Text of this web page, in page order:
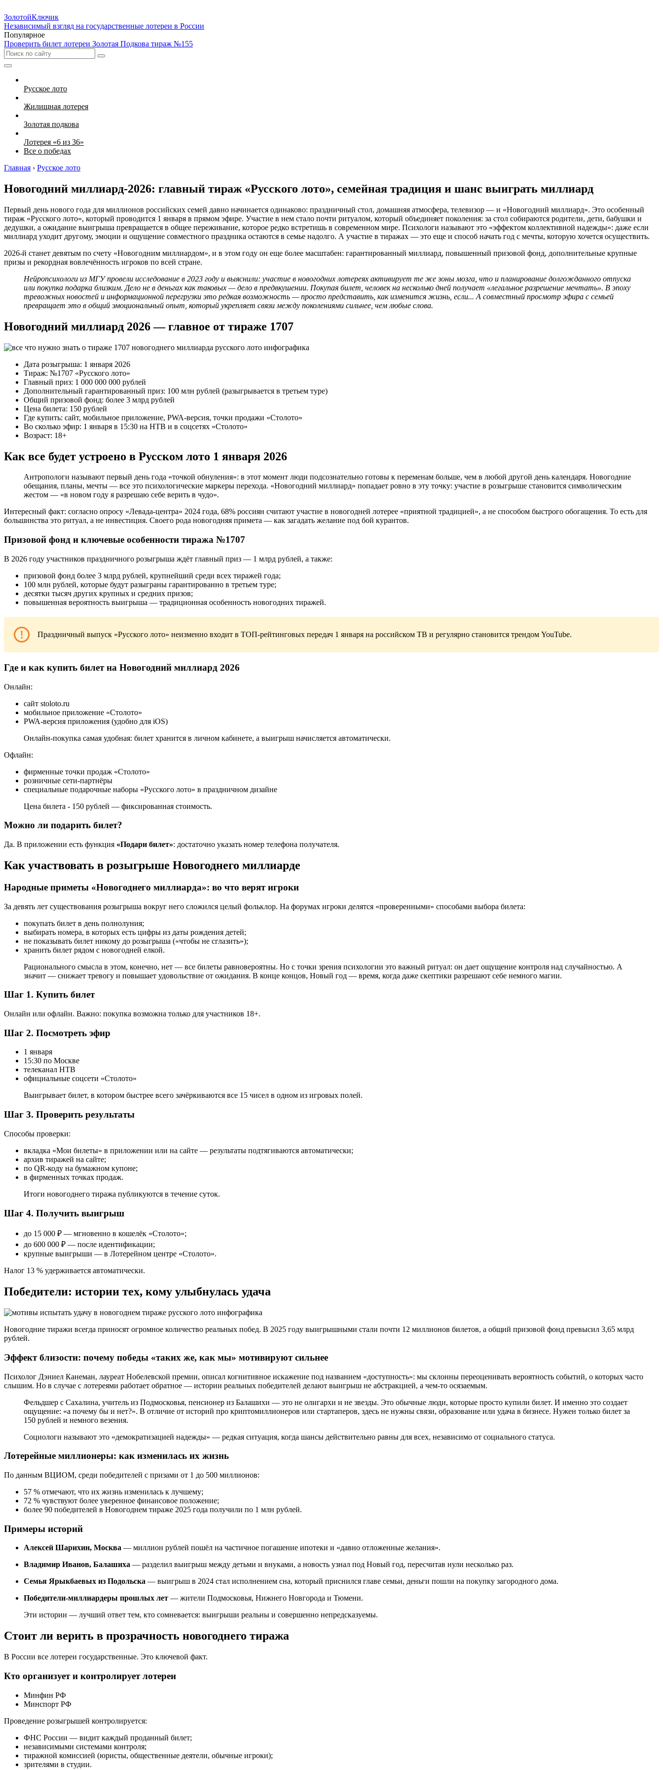
ЗолотойКлючик
Независимый взгляд на государственные лотереи в России
Популярное
Проверить билет лотереи Золотая Подкова тираж №155
Русское лото
Жилищная лотерея
Золотая подкова
Лотерея «6 из 36»
Все о победах
Главная › Русское лото
Новогодний миллиард-2026: главный тираж «Русского лото», семейная традиция и шанс выиграть миллиард
Первый день нового года для миллионов российских семей давно начинается одинаково: праздничный стол, домашняя атмосфера, телевизор — и «Новогодний миллиард». Это особенный
тираж «Русского лото», который проводится 1 января в прямом эфире. Участие в нем стало почти ритуалом, который объединяет поколения: за стол собираются родители, дети, бабушки и
дедушки, а ожидание выигрыша превращается в общее переживание, которое редко встретишь в современном мире. Психологи называют это «эффектом коллективной надежды»: даже если
миллиард уходит другому, эмоции и ощущение совместного праздника остаются в семье надолго. А участие в тиражах — это еще и способ начать год с мечты, которую хочется осуществить.
2026-й станет девятым по счету «Новогодним миллиардом», и в этом году он еще более масштабен: гарантированный миллиард, повышенный призовой фонд, дополнительные крупные
призы и рекордная вовлечённость игроков по всей стране.
Нейропсихологи из МГУ провели исследование в 2023 году и выяснили: участие в новогодних лотереях активирует те же зоны мозга, что и планирование долгожданного отпуска
или покупка подарка близким. Дело не в деньгах как таковых — дело в предвкушении. Покупая билет, человек на несколько дней получает «легальное разрешение мечтать». В эпоху
тревожных новостей и информационной перегрузки это редкая возможность — просто представить, как изменится жизнь, если... А совместный просмотр эфира с семьей
превращает это в общий эмоциональный опыт, который укрепляет связи между поколениями сильнее, чем любые слова.
Новогодний миллиард 2026 — главное от тираже 1707
Дата розыгрыша: 1 января 2026
Тираж: №1707 «Русского лото»
Главный приз: 1 000 000 000 рублей
Дополнительный гарантированный приз: 100 млн рублей (разыгрывается в третьем туре)
Общий призовой фонд: более 3 млрд рублей
Цена билета: 150 рублей
Где купить: сайт, мобильное приложение, PWA-версия, точки продажи «Столото»
Во сколько эфир: 1 января в 15:30 на НТВ и в соцсетях «Столото»
Возраст: 18+
Как все будет устроено в Русском лото 1 января 2026
Антропологи называют первый день года «точкой обнуления»: в этот момент люди подсознательно готовы к переменам больше, чем в любой другой день календаря. Новогодние
обещания, планы, мечты — все это психологические маркеры перехода. «Новогодний миллиард» попадает ровно в эту точку: участие в розыгрыше становится символическим
жестом — «в новом году я разрешаю себе верить в чудо».
Интересный факт: согласно опросу «Левада-центра» 2024 года, 68% россиян считают участие в новогодней лотерее «приятной традицией», а не способом быстрого обогащения. То есть для
большинства это ритуал, а не инвестиция. Своего рода новогодняя примета — как загадать желание под бой курантов.
Призовой фонд и ключевые особенности тиража №1707
В 2026 году участников праздничного розыгрыша ждёт главный приз — 1 млрд рублей, а также:
призовой фонд более 3 млрд рублей, крупнейший среди всех тиражей года;
100 млн рублей, которые будут разыграны гарантированно в третьем туре;
десятки тысяч других крупных и средних призов;
повышенная вероятность выигрыша — традиционная особенность новогодних тиражей.
Праздничный выпуск «Русского лото» неизменно входит в ТОП-рейтинговых передач 1 января на российском ТВ и регулярно становится трендом YouTube.
Где и как купить билет на Новогодний миллиард 2026
Онлайн:
сайт stoloto.ru
мобильное приложение «Столото»
PWA-версия приложения (удобно для iOS)
Онлайн-покупка самая удобная: билет хранится в личном кабинете, а выигрыш начисляется автоматически.
Офлайн:
фирменные точки продаж «Столото»
розничные сети-партнёры
специальные подарочные наборы «Русского лото» в праздничном дизайне
Цена билета - 150 рублей — фиксированная стоимость.
Можно ли подарить билет?
Да. В приложении есть функция «Подари билет»: достаточно указать номер телефона получателя.
Как участвовать в розыгрыше Новогоднего миллиарде
Народные приметы «Новогоднего миллиарда»: во что верят игроки
За девять лет существования розыгрыша вокруг него сложился целый фольклор. На форумах игроки делятся «проверенными» способами выбора билета:
покупать билет в день полнолуния;
выбирать номера, в которых есть цифры из даты рождения детей;
не показывать билет никому до розыгрыша («чтобы не сглазить»);
хранить билет рядом с новогодней елкой.
Рационального смысла в этом, конечно, нет — все билеты равновероятны. Но с точки зрения психологии это важный ритуал: он дает ощущение контроля над случайностью. А
значит — снижает тревогу и повышает удовольствие от ожидания. В конце концов, Новый год — время, когда даже скептики разрешают себе немного магии.
Шаг 1. Купить билет
Онлайн или офлайн. Важно: покупка возможна только для участников 18+.
Шаг 2. Посмотреть эфир
1 января
15:30 по Москве
телеканал НТВ
официальные соцсети «Столото»
Выигрывает билет, в котором быстрее всего зачёркиваются все 15 чисел в одном из игровых полей.
Шаг 3. Проверить результаты
Способы проверки:
вкладка «Мои билеты» в приложении или на сайте — результаты подтягиваются автоматически;
архив тиражей на сайте;
по QR-коду на бумажном купоне;
в фирменных точках продаж.
Итоги новогоднего тиража публикуются в течение суток.
Шаг 4. Получить выигрыш
до 15 000 ₽ — мгновенно в кошелёк «Столото»;
до 600 000 ₽ — после идентификации;
крупные выигрыши — в Лотерейном центре «Столото».
Налог 13 % удерживается автоматически.
Победители: истории тех, кому улыбнулась удача
Новогодние тиражи всегда приносят огромное количество реальных побед. В 2025 году выигрышными стали почти 12 миллионов билетов, а общий призовой фонд превысил 3,65 млрд
рублей.
Эффект близости: почему победы «таких же, как мы» мотивируют сильнее
Психолог Дэниел Канеман, лауреат Нобелевской премии, описал когнитивное искажение под названием «доступность»: мы склонны переоценивать вероятность событий, о которых часто
слышим. Но в случае с лотереями работает обратное — истории реальных победителей делают выигрыш не абстракцией, а чем-то осязаемым.
Фельдшер с Сахалина, учитель из Подмосковья, пенсионер из Балашихи — это не олигархи и не звезды. Это обычные люди, которые просто купили билет. И именно это создает
ощущение: «а почему бы и нет?». В отличие от историй про криптомиллионеров или стартаперов, здесь не нужны связи, образование или удача в бизнесе. Нужен только билет за
150 рублей и немного везения.
Социологи называют это «демократизацией надежды» — редкая ситуация, когда шансы действительно равны для всех, независимо от социального статуса.
Лотерейные миллионеры: как изменилась их жизнь
По данным ВЦИОМ, среди победителей с призами от 1 до 500 миллионов:
57 % отмечают, что их жизнь изменилась к лучшему;
72 % чувствуют более уверенное финансовое положение;
более 90 победителей в Новогоднем тираже 2025 года получили по 1 млн рублей.
Примеры историй
Алексей Шарихин, Москва — миллион рублей пошёл на частичное погашение ипотеки и «давно отложенные желания».
Владимир Иванов, Балашиха — разделил выигрыш между детьми и внуками, а новость узнал под Новый год, пересчитав нули несколько раз.
Семья Ярыкбаевых из Подольска — выигрыш в 2024 стал исполнением сна, который приснился главе семьи, деньги пошли на покупку загородного дома.
Победители-миллиардеры прошлых лет — жители Подмосковья, Нижнего Новгорода и Тюмени.
Эти истории — лучший ответ тем, кто сомневается: выигрыши реальны и совершенно непредсказуемы.
Стоит ли верить в прозрачность новогоднего тиража
В России все лотереи государственные. Это ключевой факт.
Кто организует и контролирует лотереи
Минфин РФ
Минспорт РФ
Проведение розыгрышей контролируется:
ФНС России — видит каждый проданный билет;
независимыми системами контроля;
тиражной комиссией (юристы, общественные деятели, обычные игроки);
зрителями в студии.